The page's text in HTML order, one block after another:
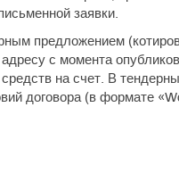
заявки.
предложением
с момента
на счет. В
договора (в формате